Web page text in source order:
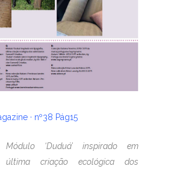
· nº38 Pág15
Módulo ‘Duduá’ inspirado em
última criação ecológica dos